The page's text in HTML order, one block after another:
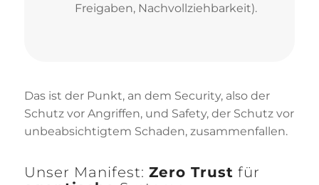
Freigaben, Nachvollziehbarkeit).
Das ist der Punkt, an dem Security, also der
Schutz vor Angriffen, und Safety, der Schutz vor
unbeabsichtigtem Schaden, zusammenfallen.
Unser Manifest: Zero Trust für